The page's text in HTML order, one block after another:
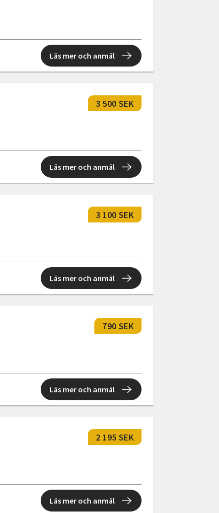
Läs mer och anmäl
3 500 SEK
Läs mer och anmäl
3 100 SEK
Läs mer och anmäl
790 SEK
Läs mer och anmäl
2 195 SEK
Läs mer och anmäl